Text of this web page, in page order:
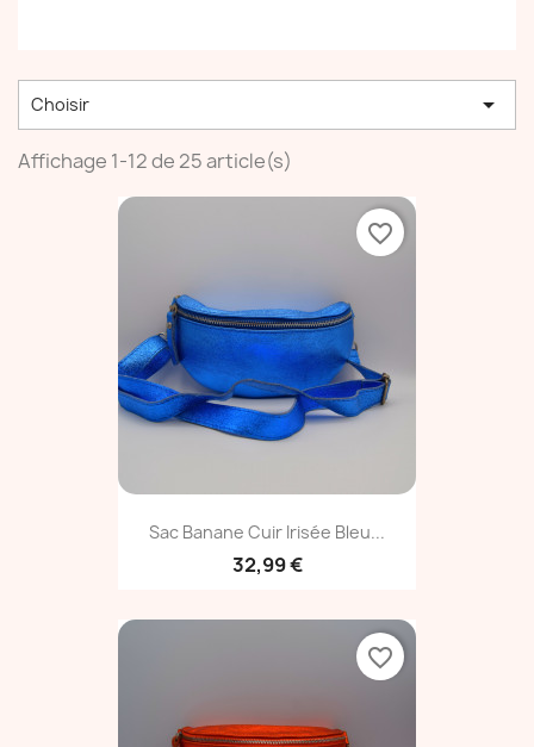
Choisir 
Affichage 1-12 de 25 article(s)
Sac Banane Cuir Irisée Bleu...
32,99 €
favorite_border
favorite_border